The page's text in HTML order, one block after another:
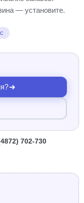
— установите.
702-730